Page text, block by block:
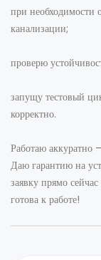
при необходимости
канализации;
проверю
запущу тестовый
корректно.
Работаю аккуратно
Даю гарантию на
заявку прямо
готова к работе!